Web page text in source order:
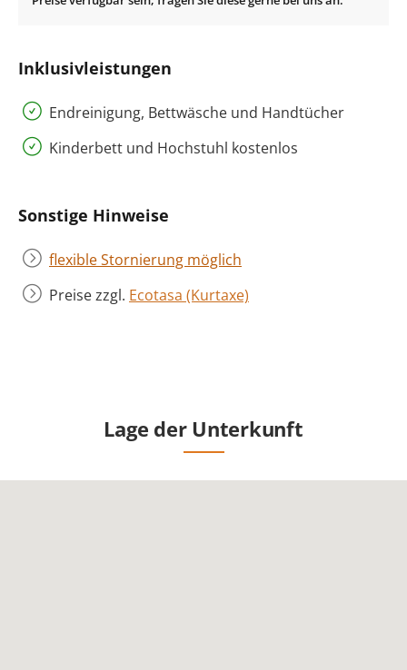
Inklusivleistungen
Endreinigung, Bettwäsche und Handtücher
Kinderbett und Hochstuhl kostenlos
Sonstige Hinweise
flexible Stornierung möglich
Preise zzgl. Ecotasa (Kurtaxe)
Lage der Unterkunft